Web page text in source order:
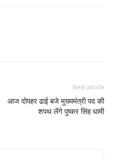
Next article
आज दोपहर ढाई बजे मुख्यमंत्री पद की
शपथ लेंगे पुष्कर सिंह धामी